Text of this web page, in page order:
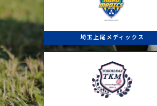
埼玉上尾メディックス